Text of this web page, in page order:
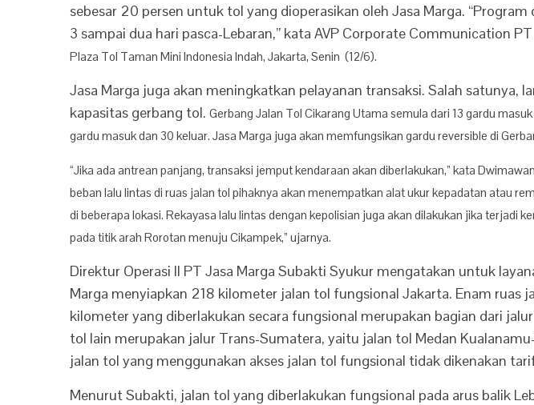
sebesar 20 persen untuk tol yang dioperasikan oleh Jasa Marga.
3 sampai dua hari pasca-Lebaran,” kata AVP Corporate Communication
Plaza Tol Taman Mini Indonesia Indah, Jakarta, Senin (12/6).
Jasa Marga juga akan meningkatkan pelayanan transaksi. Salah satunya,
kapasitas gerbang tol. Gerbang Jalan Tol Cikarang Utama semula dari 13 gardu
gardu masuk dan 30 keluar. Jasa Marga juga akan memfungsikan gardu reversible di
“Jika ada antrean panjang, transaksi jemput kendaraan akan diberlakukan,” kata
beban lalu lintas di ruas jalan tol pihaknya akan menempatkan alat ukur kepadatan atau
di beberapa lokasi. Rekayasa lalu lintas dengan kepolisian juga akan dilakukan jika terjadi
pada titik arah Rorotan menuju Cikampek,” ujarnya.
Direktur Operasi II PT Jasa Marga Subakti Syukur mengatakan untuk
Marga menyiapkan 218 kilometer jalan tol fungsional Jakarta. Enam ruas
kilometer yang diberlakukan secara fungsional merupakan bagian dari
tol lain merupakan jalur Trans-Sumatera, yaitu jalan tol Medan
jalan tol yang menggunakan akses jalan tol fungsional tidak dikenakan
Menurut Subakti, jalan tol yang diberlakukan fungsional pada arus balik